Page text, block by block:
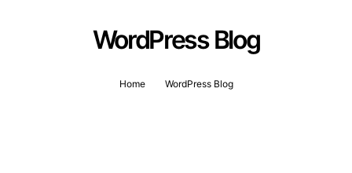
WordPress Blog
Home WordPress Blog